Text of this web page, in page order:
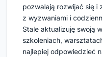
pozwalają rozwijać się i
z wyzwaniami i
Stale aktualizuję swoją
szkoleniach,
najlepiej odpowiedzieć